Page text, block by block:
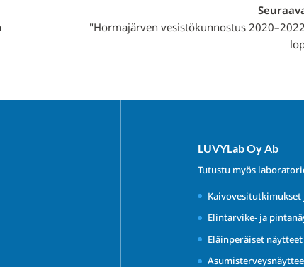
"Hormajärven vesistökunnostus
LUVYLab Oy Ab
Tutustu myös
Elintarvike- ja
Eläinperäiset